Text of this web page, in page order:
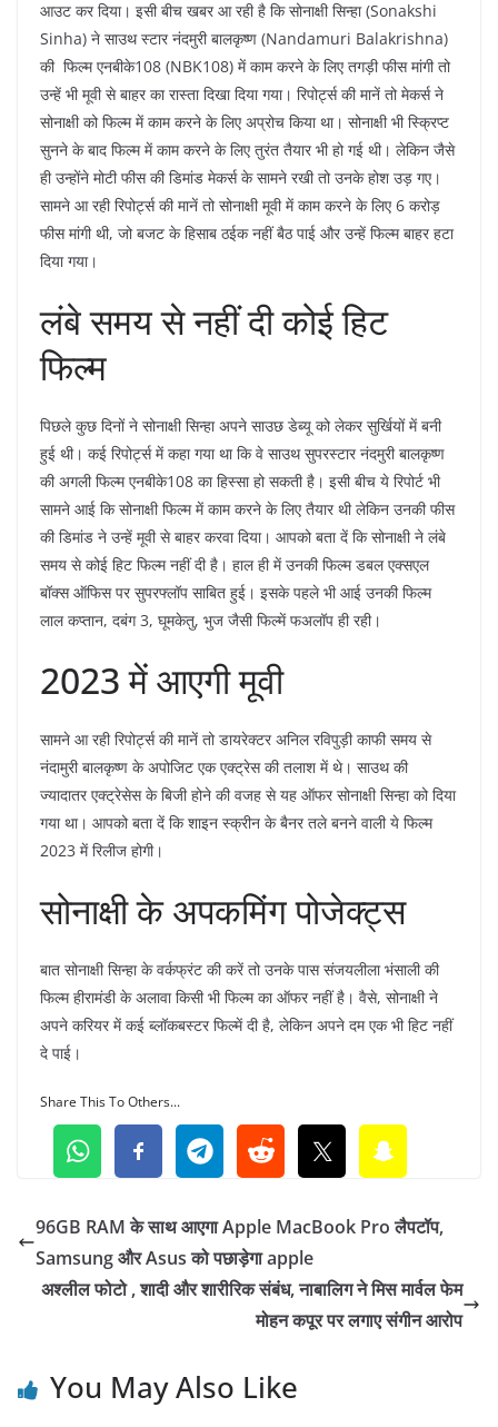
आउट कर दिया। इसी बीच खबर आ रही है कि सोनाक्षी सिन्हा (Sonakshi
Sinha) ने साउथ स्टार नंदमुरी बालकृष्ण (Nandamuri Balakrishna)
की फिल्म एनबीके108 (NBK108) में काम करने के लिए तगड़ी फीस मांगी तो
उन्हें भी मूवी से बाहर का रास्ता दिखा दिया गया। रिपोर्ट्स की मानें तो मेकर्स ने
सोनाक्षी को फिल्म में काम करने के लिए अप्रोच किया था। सोनाक्षी भी स्क्रिप्ट
सुनने के बाद फिल्म में काम करने के लिए तुरंत तैयार भी हो गई थी। लेकिन जैसे
ही उन्होंने मोटी फीस की डिमांड मेकर्स के सामने रखी तो उनके होश उड़ गए।
सामने आ रही रिपोर्ट्स की मानें तो सोनाक्षी मूवी में काम करने के लिए 6 करोड़
फीस मांगी थी, जो बजट के हिसाब ठईक नहीं बैठ पाई और उन्हें फिल्म बाहर हटा
दिया गया।
लंबे समय से नहीं दी कोई हिट
फिल्म
पिछले कुछ दिनों ने सोनाक्षी सिन्हा अपने साउछ डेब्यू को लेकर सुर्खियों में बनी
हुई थी। कई रिपोर्ट्स में कहा गया था कि वे साउथ सुपरस्टार नंदमुरी बालकृष्ण
की अगली फिल्म एनबीके108 का हिस्सा हो सकती है। इसी बीच ये रिपोर्ट भी
सामने आई कि सोनाक्षी फिल्म में काम करने के लिए तैयार थी लेकिन उनकी फीस
की डिमांड ने उन्हें मूवी से बाहर करवा दिया। आपको बता दें कि सोनाक्षी ने लंबे
समय से कोई हिट फिल्म नहीं दी है। हाल ही में उनकी फिल्म डबल एक्सएल
बॉक्स ऑफिस पर सुपरफ्लॉप साबित हुई। इसके पहले भी आई उनकी फिल्म
लाल कप्तान, दबंग 3, घूमकेतु, भुज जैसी फिल्में फअलॉप ही रही।
2023 में आएगी मूवी
सामने आ रही रिपोर्ट्स की मानें तो डायरेक्टर अनिल रविपुड़ी काफी समय से
नंदामुरी बालकृष्ण के अपोजिट एक एक्ट्रेस की तलाश में थे। साउथ की
ज्यादातर एक्ट्रेसेस के बिजी होने की वजह से यह ऑफर सोनाक्षी सिन्हा को दिया
गया था। आपको बता दें कि शाइन स्क्रीन के बैनर तले बनने वाली ये फिल्म
2023 में रिलीज होगी।
सोनाक्षी के अपकमिंग पोजेक्ट्स
बात सोनाक्षी सिन्हा के वर्कफ्रंट की करें तो उनके पास संजयलीला भंसाली की
फिल्म हीरामंडी के अलावा किसी भी फिल्म का ऑफर नहीं है। वैसे, सोनाक्षी ने
अपने करियर में कई ब्लॉकबस्टर फिल्में दी है, लेकिन अपने दम एक भी हिट नहीं
दे पाई।
Share This To Others...
96GB RAM के साथ आएगा Apple MacBook Pro लैपटॉप,
Samsung और Asus को पछाड़ेगा apple
अश्लील फोटो , शादी और शारीरिक संबंध, नाबालिग ने मिस मार्वल फेम
मोहन कपूर पर लगाए संगीन आरोप
You May Also Like